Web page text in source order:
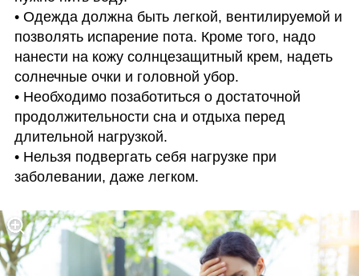
• Одежда должна быть легкой, вентилируемой и
позволять испарение пота. Кроме того, надо
нанести на кожу солнцезащитный крем, надеть
солнечные очки и головной убор.
• Необходимо позаботиться о достаточной
продолжительности сна и отдыха перед
длительной нагрузкой.
• Нельзя подвергать себя нагрузке при
заболевании, даже легком.